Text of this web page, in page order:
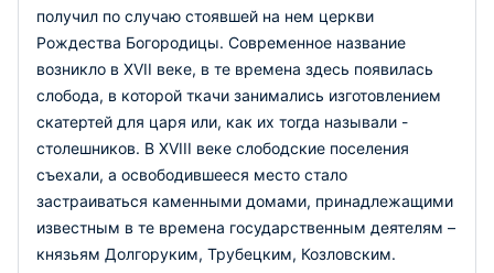
получил по случаю стоявшей на нем церкви
Рождества Богородицы. Современное название
возникло в XVII веке, в те времена здесь появилась
слобода, в которой ткачи занимались изготовлением
скатертей для царя или, как их тогда называли -
столешников. В XVIII веке слободские поселения
съехали, а освободившееся место стало
застраиваться каменными домами, принадлежащими
известным в те времена государственным деятелям –
князьям Долгоруким, Трубецким, Козловским.